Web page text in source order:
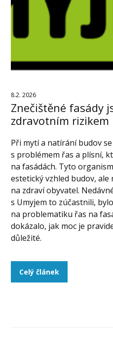
8.2. 2026
Znečištěné fasády
zdravotním rizikem
Při mytí a natírání budov
s problémem řas a plísní,
na fasádách. Tyto
estetický vzhled budov,
na zdraví obyvatel.
s Umyjem to zúčastnili,
na problematiku řas na
dokázalo, jak moc je
důležité.
Celý článek